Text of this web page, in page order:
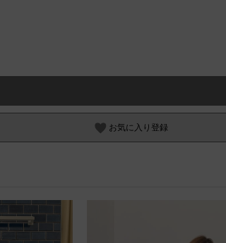
お気に入り登録